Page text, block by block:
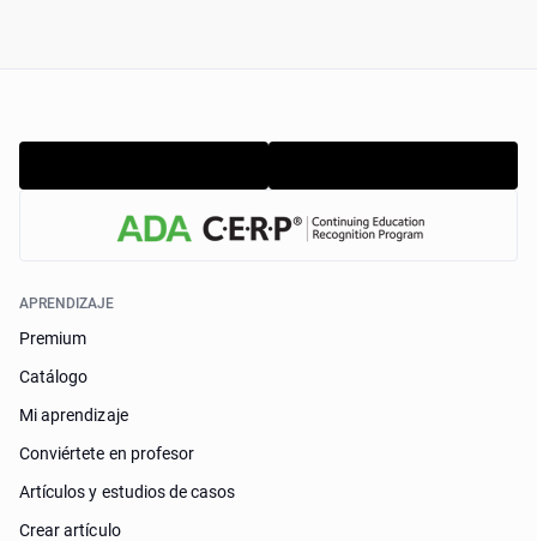
APRENDIZAJE
Premium
Catálogo
Mi aprendizaje
Conviértete en profesor
Artículos y estudios de casos
Crear artículo